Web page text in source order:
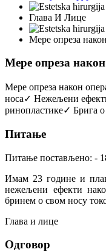
Глава И Лице
Мере опреза
Мере опреза
Мере опреза након
носа✓ Нежељени
ринопластике✓ Брига
Питање
Питање постављено: -
Имам 23 године и
нежељени ефекти
бринем о свом носу
Глава и лице
Одговор